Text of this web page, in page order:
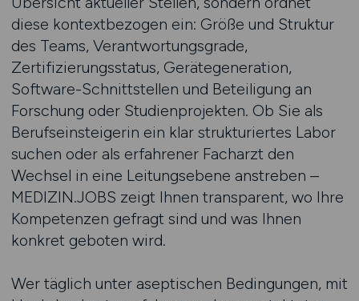
diese kontextbezogen ein: Größe und Struktur
des Teams, Verantwortungsgrade,
Zertifizierungsstatus, Gerätegeneration,
Software-Schnittstellen und Beteiligung an
Forschung oder Studienprojekten. Ob Sie als
Berufseinsteigerin ein klar strukturiertes Labor
suchen oder als erfahrener Facharzt den
Wechsel in eine Leitungsebene anstreben –
MEDIZIN.JOBS zeigt Ihnen transparent, wo Ihre
Kompetenzen gefragt sind und was Ihnen
konkret geboten wird.
Wer täglich unter aseptischen Bedingungen, mit